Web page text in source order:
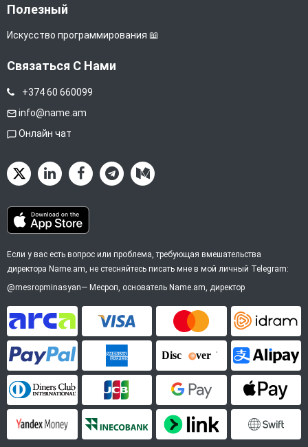
Полезный
Искусство программирования 📖
Связаться С Нами
+374 60 660099
info@name.am
Онлайн чат
Если у вас есть вопрос или проблема, требующая вмешательства
директора Name.am, не стесняйтесь писать мне в мой личный Telegram:
@mesropminasyan— Месроп, основатель Name.am, директор
ArCa Visa Mastercard Idram
PayPal American ExpressDiscover Alipay
Diners Club JCB Google Pay Apple
YooMoney InecoBank Link by Stripe SWIFT